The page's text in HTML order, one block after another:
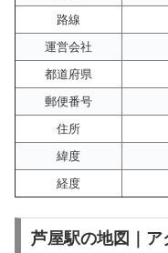
路線
運営会社
都道府県
郵便番号
住所
緯度
経度
芦屋駅の地図｜ア